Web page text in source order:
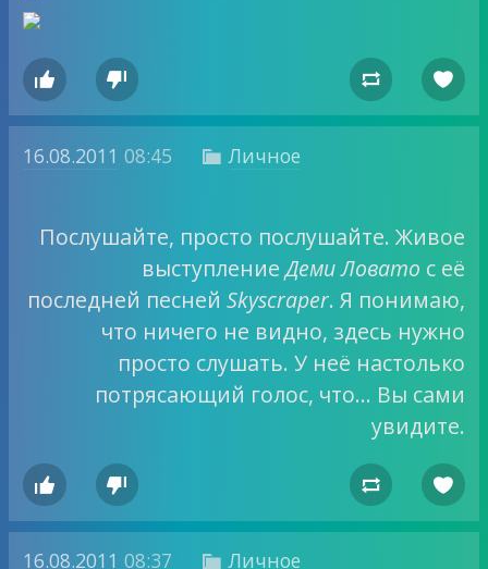
   
16.08.2011 08:45  Личное
Послушайте, просто послушайте. Живое
выступлениеДеми Ловато с её
последней песней Skyscraper. Я понимаю,
что ничего не видно, здесь нужно
просто слушать. У неё настолько
потрясающий голос, что… Вы сами
увидите.
   
16.08.2011 08:37  Личное